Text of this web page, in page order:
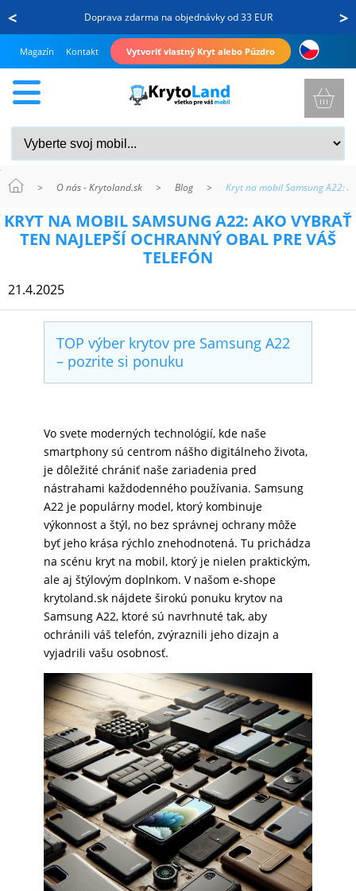
< >
Doprava zdarma na objednávky od 33 EUR
Magazín Kontakt Vytvoriť vlastný Kryt alebo Púzdro
A
MOBIL
NABÍJANIE
PRÍSLUŠENSTVO
MOBILY
PRÍSLUŠENSTVO
TABLETY
KRYT NA MOBIL SAMSUNG A22: AKO VYBRAŤ
TEN NAJLEPŠÍ OCHRANNÝ OBAL PRE VÁŠ
TELEFÓN
21.4.2025
TOP výber krytov pre Samsung A22
– pozrite si ponuku
Vo svete moderných technológií, kde naše
smartphony sú centrom nášho digitálneho života,
je dôležité chrániť naše zariadenia pred
nástrahami každodenného používania. Samsung
A22 je populárny model, ktorý kombinuje
výkonnost a štýl, no bez správnej ochrany môže
byť jeho krása rýchlo znehodnotená. Tu prichádza
na scénu kryt na mobil, ktorý je nielen praktickým,
ale aj štýlovým doplnkom. V našom e-shope
krytoland.sk nájdete širokú ponuku krytov na
Samsung A22, ktoré sú navrhnuté tak, aby
ochránili váš telefón, zvýraznili jeho dizajn a
vyjadrili vašu osobnosť.
> O nás - Krytoland.sk > Blog > Kryt na mobil Samsung A22: